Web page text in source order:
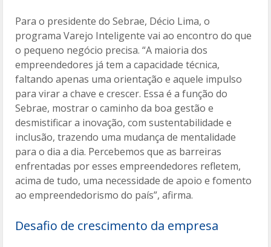
Para o presidente do Sebrae, Décio Lima, o
programa Varejo Inteligente vai ao encontro do que
o pequeno negócio precisa. “A maioria dos
empreendedores já tem a capacidade técnica,
faltando apenas uma orientação e aquele impulso
para virar a chave e crescer. Essa é a função do
Sebrae, mostrar o caminho da boa gestão e
desmistificar a inovação, com sustentabilidade e
inclusão, trazendo uma mudança de mentalidade
para o dia a dia. Percebemos que as barreiras
enfrentadas por esses empreendedores refletem,
acima de tudo, uma necessidade de apoio e fomento
ao empreendedorismo do país”, afirma.
Desafio de crescimento da empresa